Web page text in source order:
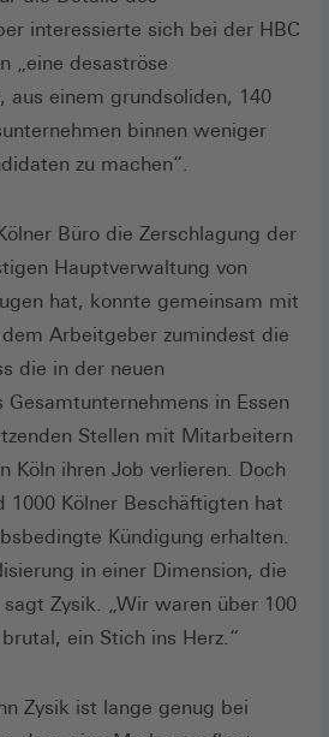
interessierte sich bei der HBC
„eine desaströse
aus einem grundsoliden, 140
binnen weniger
zu machen“.
Büro die Zerschlagung der
Hauptverwaltung von
hat, konnte gemeinsam mit
dem Arbeitgeber zumindest die
die in der neuen
in Essen
Stellen mit Mitarbeitern
Köln ihren Job verlieren. Doch
1000 Kölner Beschäftigten hat
Kündigung erhalten.
in einer Dimension, die
Zysik. „Wir waren über 100
ein Stich ins Herz.“
Zysik ist lange genug bei